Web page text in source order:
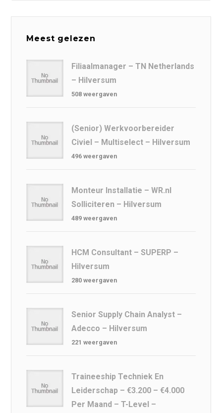
Meest gelezen
Filiaalmanager – TN Netherlands
– Hilversum
508 weergaven
(Senior) Werkvoorbereider
Civiel – Multiselect – Hilversum
496 weergaven
Monteur Installatie – WR.nl
Solliciteren – Hilversum
489 weergaven
HCM Consultant – SUPERP –
Hilversum
280 weergaven
Senior Supply Chain Analyst –
Adecco – Hilversum
221 weergaven
Traineeship Techniek En
Leiderschap – €3.200 – €4.000
Per Maand – T-Level –